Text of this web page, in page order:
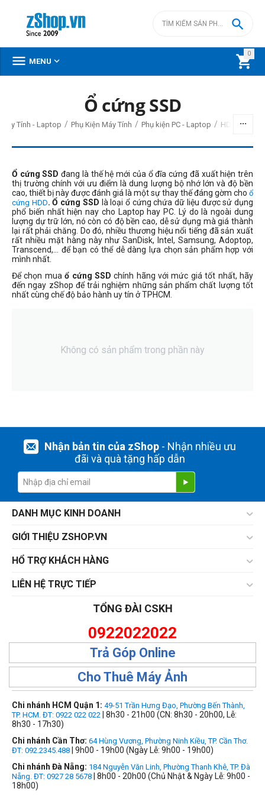
0


 MENU 
Ổ cứng SSD
Máy Tính - Laptop / Phụ Kiện Máy Tính / Phụ kiện PC - Laptop / HDD - SSD -
Ổ cứng SSDđang là thế hệ mới của ổ đĩa cứng đã xuất hiện trên
thị trường chính với ưu điểm là dung lượng bộ nhớ lớn và độ bền
cao, thiết bị này được đánh giá là một sự thay thế đáng gờm cho ổ
cứng HDD.Ổ cứng SSD là loại ổ cứng chứa dữ liệu được sử dụng
phổ biến nhất hiện nay cho Laptop hay PC. Lý do là ngoài dung
lượng dự trữ lớn, nó còn có độ bền cao, dễ sử dụng mà giá thành
lại rất phải chăng. Do đó, nhiều thương hiệu nổi tiếng đã sản xuất
rất nhiều mặt hàng này như SanDisk, Intel, Samsung, Adoptop,
Transcend,... để bạn có thể dễ dàng lựa chọn sản phẩm hợp với
mình nhất.
Để chọn muaổ cứng SSD chính hãng với mức giá tốt nhất, hãy
đến ngay zShop để trải nghiệm những sản phẩm chất lượng tốt
nhất cùng chế độ bảo hành uy tín ở TPHCM.
Không có sản phẩm trong phần này
Nhận bản tin của zShop- Nhận nhiều ưu
đãi và quà tặng hấp dẫn
DANH MỤC KINH DOANH
GIỚI THIỆU ZSHOP.VN
HỔ TRỢ KHÁCH HÀNG
LIÊN HỆ TRỰC TIẾP
TỔNG ĐÀI CSKH
0922022022
Trả Góp Online
Cho Thuê Máy Ảnh
Chi nhánh HCM Quận 1: 49-51 Trần Hưng Đạo, Phường Bến Thành,
TP. HCM. ĐT: 0922 022 022 | 8h30 - 21h00 (CN: 8h30 - 20h00, Lễ:
8h30 - 17h30)
Chi nhánh Cần Thơ: 64 Hùng Vương, Phường Ninh Kiều, TP. Cần Thơ.
ĐT: 092.2345.488 | 9h00 - 19h00 (Ngày Lễ: 9h00 - 19h00)
Chi nhánh Đà Nẵng: 184 Nguyễn Văn Linh, Phường Thanh Khê, TP. Đà
Nẵng. ĐT: 0927 28 5678 | 8h00 - 20h00 (Chủ Nhật & Ngày Lễ: 9h00 -
18h00)